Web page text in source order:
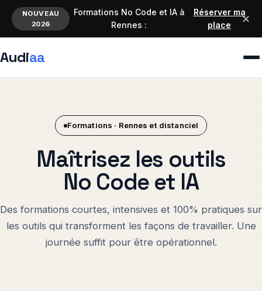
NOUVEAU
2026
Formations No Code et IA à
Rennes :
Réserver ma
place
✕
Audiaa
Formations · Rennes et distanciel
Maîtrisez les outils
No Code et IA
Des formations courtes, intensives et 100% pratiques sur
les outils qui transforment les façons de travailler. Une
journée suffit pour être opérationnel.